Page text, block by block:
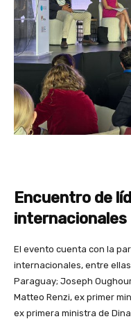
Encuentro de
internacionales
El evento cuenta con la
internacionales, entre
Paraguay; Joseph
Matteo Renzi, ex primer
ex primera ministra de